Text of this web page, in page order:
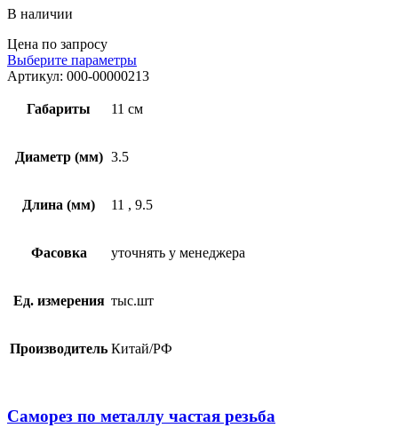
В наличии
Цена по запросу
Выберите параметры
Артикул: 000-00000213
Габариты 11 см
Диаметр (мм) 3.5
Длина (мм) 11 , 9.5
Фасовка уточнять у менеджера
Ед. измерения тыс.шт
Производитель Китай/РФ
Саморез по металлу частая резьба